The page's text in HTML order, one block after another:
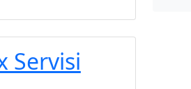
Servisi